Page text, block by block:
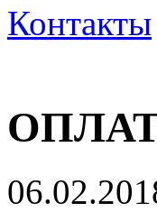
Контакты